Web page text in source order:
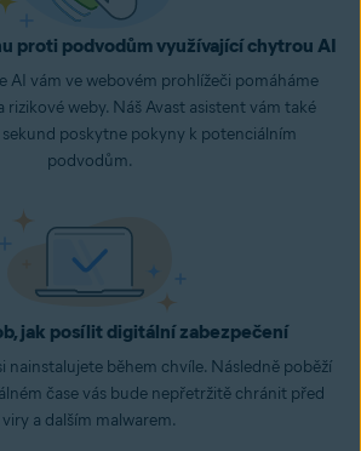
proti podvodům využívající chytrou AI
AI vám ve webovém prohlížeči pomáháme
rizikové weby. Náš Avast asistent vám také
poskytne pokyny k potenciálním
podvodům.
jak posílit digitální zabezpečení
nainstalujete během chvíle. Následně poběží
čase vás bude nepřetržitě chránit před
viry a dalším malwarem.